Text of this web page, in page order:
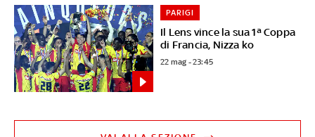
Il Lens vince la sua 1ª Coppa
di Francia, Nizza ko
PARIGI
22 mag - 23:45